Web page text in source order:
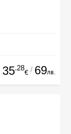
35.28
€ / 69лв.